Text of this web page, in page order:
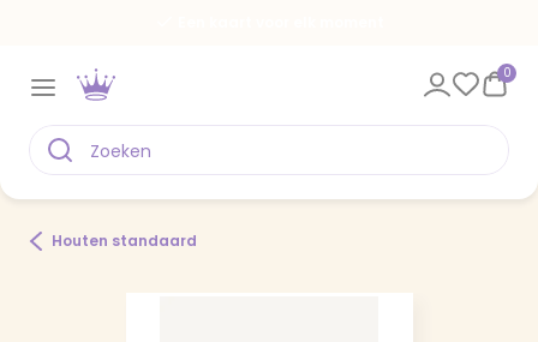
0
Houten standaard